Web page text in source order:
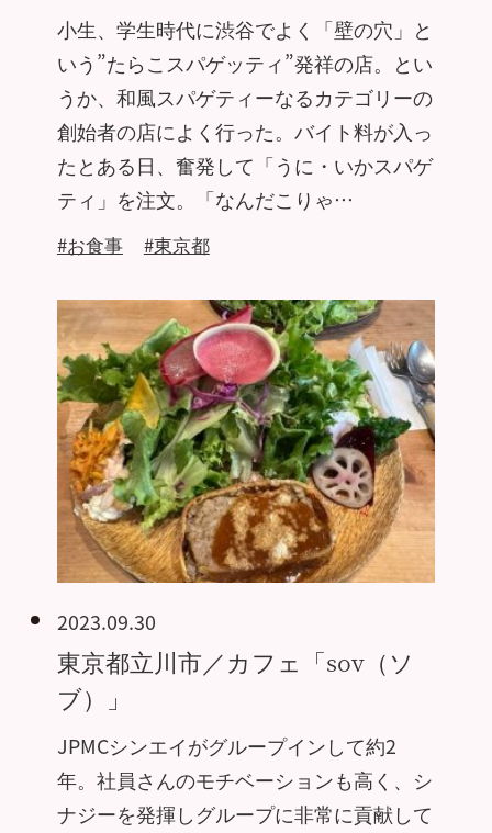
小生、学生時代に渋谷でよく「壁の穴」と
いう”たらこスパゲッティ”発祥の店。とい
うか、和風スパゲティーなるカテゴリーの
創始者の店によく行った。バイト料が入っ
たとある日、奮発して「うに・いかスパゲ
ティ」を注文。「なんだこりゃ…
#お食事 #東京都
2023.09.30
東京都立川市／カフェ「sov（ソ
ブ）」
JPMCシンエイがグループインして約2
年。社員さんのモチベーションも高く、シ
ナジーを発揮しグループに非常に貢献して